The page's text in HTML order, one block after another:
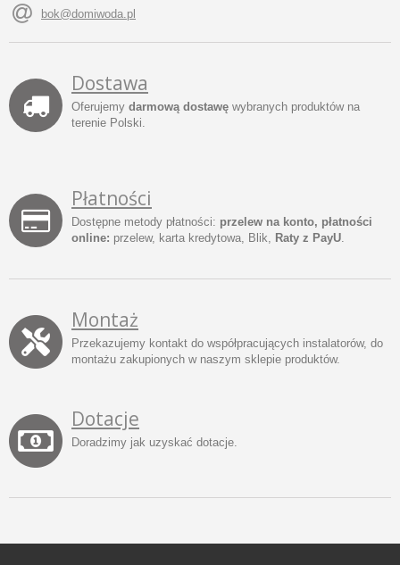
bok@domiwoda.pl
Dostawa
Oferujemy darmową dostawę wybranych produktów na
terenie Polski.
Płatności
Dostępne metody płatności: przelew na konto, płatności
online: przelew, karta kredytowa, Blik, Raty z PayU.
Montaż
Przekazujemy kontakt do współpracujących instalatorów, do
montażu zakupionych w naszym sklepie produktów.
Dotacje
Doradzimy jak uzyskać dotacje.